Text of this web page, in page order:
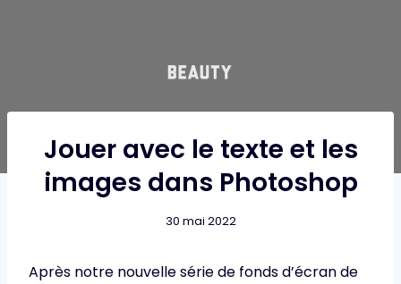
Jouer avec le texte et les
images dans Photoshop
30 mai 2022
Après notre nouvelle série de fonds d’écran de